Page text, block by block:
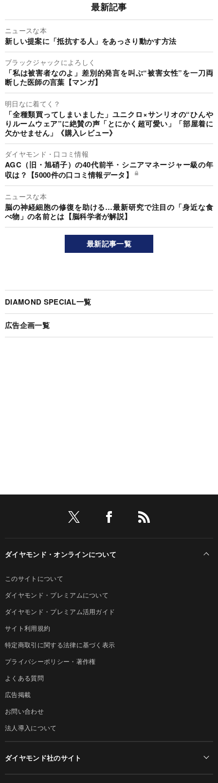
最新記事
ニュースな本
新しい提案に「抵抗する人」をあっさり動かす方法
ブラックジャックによろしく
「私は被害者なのよ」差別的発言を叫ぶ“被害女性”を一刀両
断した医師の言葉【マンガ】
明日なに着てく？
「全種類買ってしまいました」ユニクロ×サンリオの“ひんや
りルームウェア”に絶賛の声「とにかく超可愛い」「部屋着に
欠かせません」《購入レビュー》
ダイヤモンド・口コミ情報
AGC（旧・旭硝子）の40代前半・シニアマネージャー級の年
収は？【5000件の口コミ情報データ】
ニュースな本
脳の神経細胞の修復を助ける…最新研究で注目の「身近な食
べ物」の名前とは【脳科学者が解説】
最新記事一覧
DIAMOND SPECIAL一覧
広告企画一覧
ダイヤモンド・オンラインについて
このサイトについて
ダイヤモンド・プレミアムについて
ダイヤモンド・プレミアム活用ガイド
サイト利用規約
特定商取引に関する法律に基づく表示
プライバシーポリシー・著作権
よくある質問
広告掲載
お問い合わせ
法人導入について
ダイヤモンド社のサイト